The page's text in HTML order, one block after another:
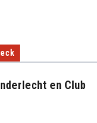
en Club